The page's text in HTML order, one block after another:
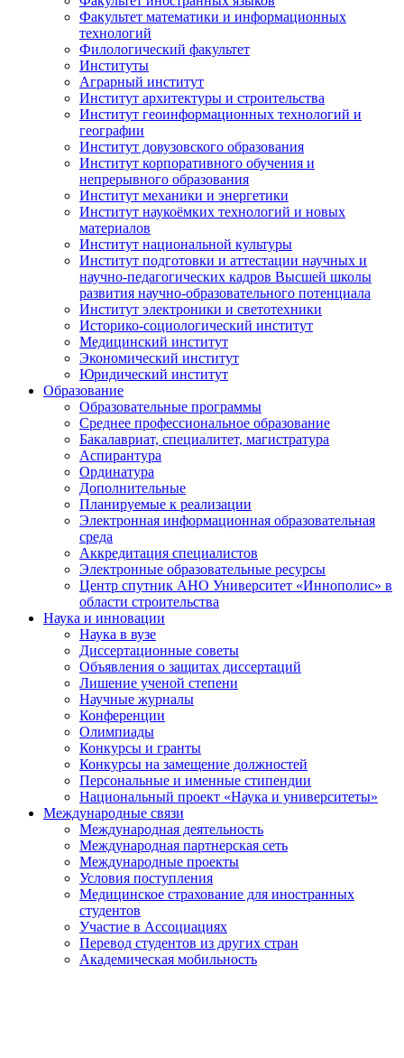
Факультет математики и информационных
технологий
Филологический факультет
Институты
Аграрный институт
Институт архитектуры и строительства
Институт геоинформационных технологий и
географии
Институт довузовского образования
Институт корпоративного обучения и
непрерывного образования
Институт механики и энергетики
Институт наукоёмких технологий и новых
материалов
Институт национальной культуры
Институт подготовки и аттестации научных и
научно-педагогических кадров Высшей школы
развития научно-образовательного потенциала
Институт электроники и светотехники
Историко-социологический институт
Медицинский институт
Экономический институт
Юридический институт
Образование
Образовательные программы
Среднее профессиональное образование
Бакалавриат, специалитет, магистратура
Аспирантура
Ординатура
Дополнительные
Планируемые к реализации
Электронная информационная образовательная
среда
Аккредитация специалистов
Электронные образовательные ресурсы
Центр спутник АНО Университет «Иннополис» в
области строительства
Наука и инновации
Наука в вузе
Диссертационные советы
Объявления о защитах диссертаций
Лишение ученой степени
Научные журналы
Конференции
Олимпиады
Конкурсы и гранты
Конкурсы на замещение должностей
Персональные и именные стипендии
Национальный проект «Наука и университеты»
Международные связи
Международная деятельность
Международная партнерская сеть
Международные проекты
Условия поступления
Медицинское страхование для иностранных
студентов
Участие в Ассоциациях
Перевод студентов из других стран
Академическая мобильность